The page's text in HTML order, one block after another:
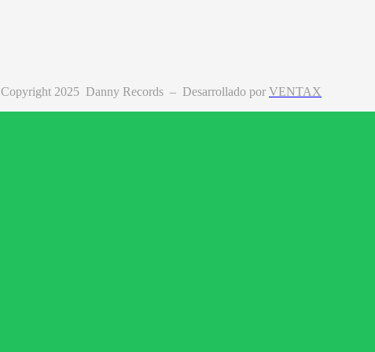
Copyright 2025 Danny Records – Desarrollado por VENTAX